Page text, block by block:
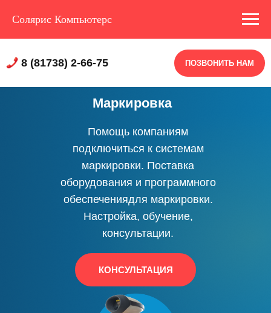
Солярис Компьютерс
8 (81738) 2-66-75 ПОЗВОНИТЬ НАМ
Маркировка
Помощь компаниям
подключиться к системам
маркировки. Поставка
оборудования и программного
обеспечениядля маркировки.
Настройка, обучение,
консультации.
КОНСУЛЬТАЦИЯ